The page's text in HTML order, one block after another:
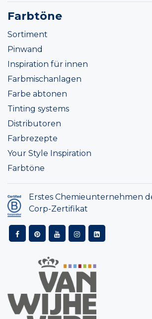
Farbtöne
Sortiment
Pinwand
Inspiration für innen
Farbmischanlagen
Farbe abtonen
Tinting systems
Distributoren
Farbrezepte
Your Style Inspiration
Farbtöne
Erstes Chemieunternehmen
Corp-Zertifikat